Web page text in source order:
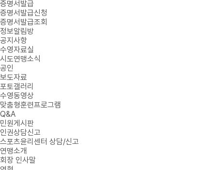
증명서발급
증명서발급신청
증명서발급조회
정보알림방
공지사항
수영자료실
시도연맹소식
공인
보도자료
포토갤러리
수영동영상
맞춤형훈련프로그램
Q&A
민원게시판
인권상담신고
스포츠윤리센터 상담/신고
연맹소개
회장 인사말